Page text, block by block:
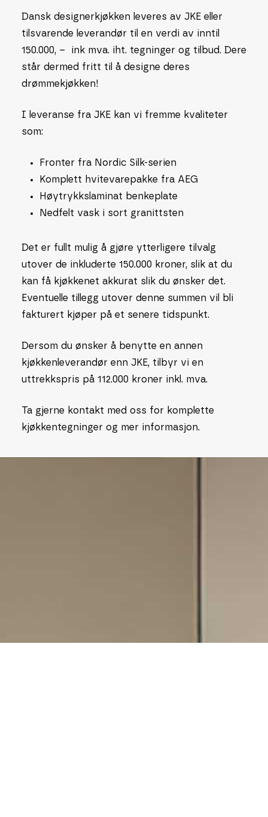
Dansk designerkjøkken leveres av JKE eller
tilsvarende leverandør til en verdi av inntil
150.000, – ink mva. iht. tegninger og tilbud. Dere
står dermed fritt til å designe deres
drømmekjøkken!
I leveranse fra JKE kan vi fremme kvaliteter
som:
Fronter fra Nordic Silk-serien
Komplett hvitevarepakke fra AEG
Høytrykkslaminat benkeplate
Nedfelt vask i sort granittsten
Det er fullt mulig å gjøre ytterligere tilvalg
utover de inkluderte 150.000 kroner, slik at du
kan få kjøkkenet akkurat slik du ønsker det.
Eventuelle tillegg utover denne summen vil bli
fakturert kjøper på et senere tidspunkt.
Dersom du ønsker å benytte en annen
kjøkkenleverandør enn JKE, tilbyr vi en
uttrekkspris på 112.000 kroner inkl. mva.
Ta gjerne kontakt med oss for komplette
kjøkkentegninger og mer informasjon.